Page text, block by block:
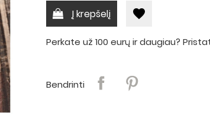
Į krepšelį favorite
Perkate už 100 eurų ir daugiau?
Bendrinti